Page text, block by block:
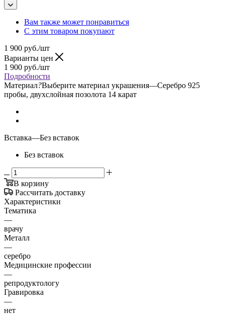
Вам также может понравиться
С этим товаром покупают
1 900 руб./шт
Варианты цен
1 900 руб./шт
Подробности
Материал?Выберите материал украшения—Серебро 925
пробы, двухслойная позолота 14 карат
Вставка—Без вставок
Без вставок
В корзину
Рассчитать доставку
Характеристики
Тематика
—
врачу
Металл
—
серебро
Медицинские профессии
—
репродуктологу
Гравировка
—
нет